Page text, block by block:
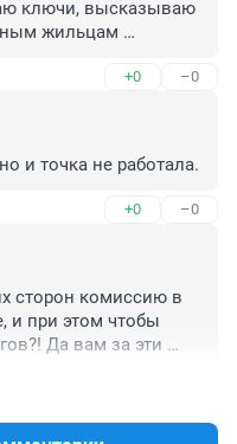
ключи, высказываю
жильцам
жаловались), и - жду
подписать договор
ни единого
разговора, а я -
все жильцы и
не купят, их
+0 –0
и точка не работала.
+0 –0
сторон комиссию в
и при этом чтобы
Да вам за эти
но автору,